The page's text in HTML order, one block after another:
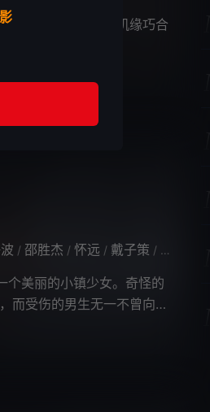
警队长杜城，在机缘巧合
相的故事。
/ 邵胜杰 / 怀远 / 戴子策 / 李天恩
个美丽的小镇少女。奇怪的
而受伤的男生无一不曾向何